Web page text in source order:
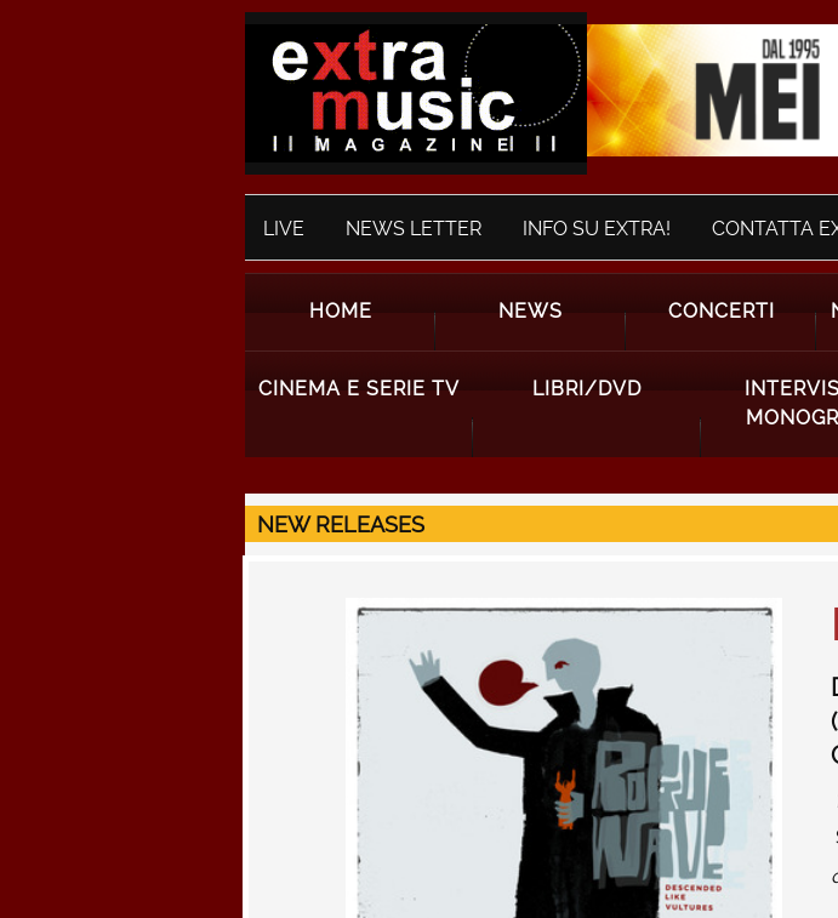
LIVE NEWS LETTER INFO SU EXTRA! CONTATTA
HOME NEWS CONCERTI
CINEMA E SERIE TV LIBRI/DVD
NEW RELEASES